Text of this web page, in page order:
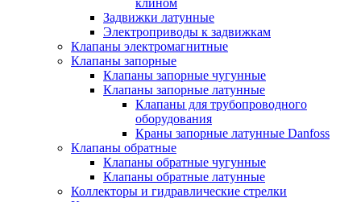
клином
Задвижки латунные
Электроприводы к задвижкам
Клапаны электромагнитные
Клапаны запорные
Клапаны запорные чугунные
Клапаны запорные латунные
Клапаны для трубопроводного
оборудования
Краны запорные латунные Danfoss
Клапаны обратные
Клапаны обратные чугунные
Клапаны обратные латунные
Коллекторы и гидравлические стрелки